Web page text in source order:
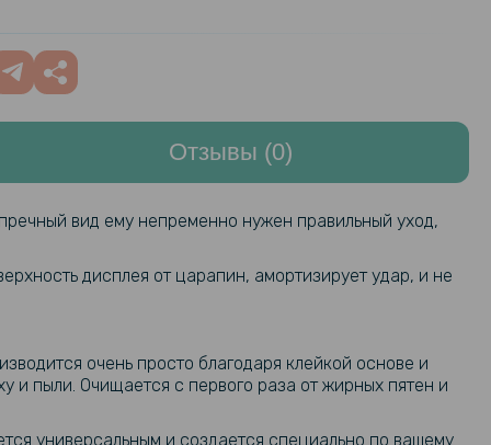
ремешок Metal Classic для
8 47mm, 22мм
Nylon для смарт-часов Garmin
/ Fenix 8 47mm, 22mm
/ Tactix 7 / Instinct 3 50mm,
289 грн
Silicone Dual Color для Garmin
/ Tactix 8 51mm, 26mm​​
489 грн
Отзывы (0)
вид ему непременно нужен правильный уход,
дисплея от царапин, амортизирует удар, и не
очень просто благодаря клейкой основе и
и пыли. Очищается с первого раза от жирных пятен и
универсальным и создается специально по вашему